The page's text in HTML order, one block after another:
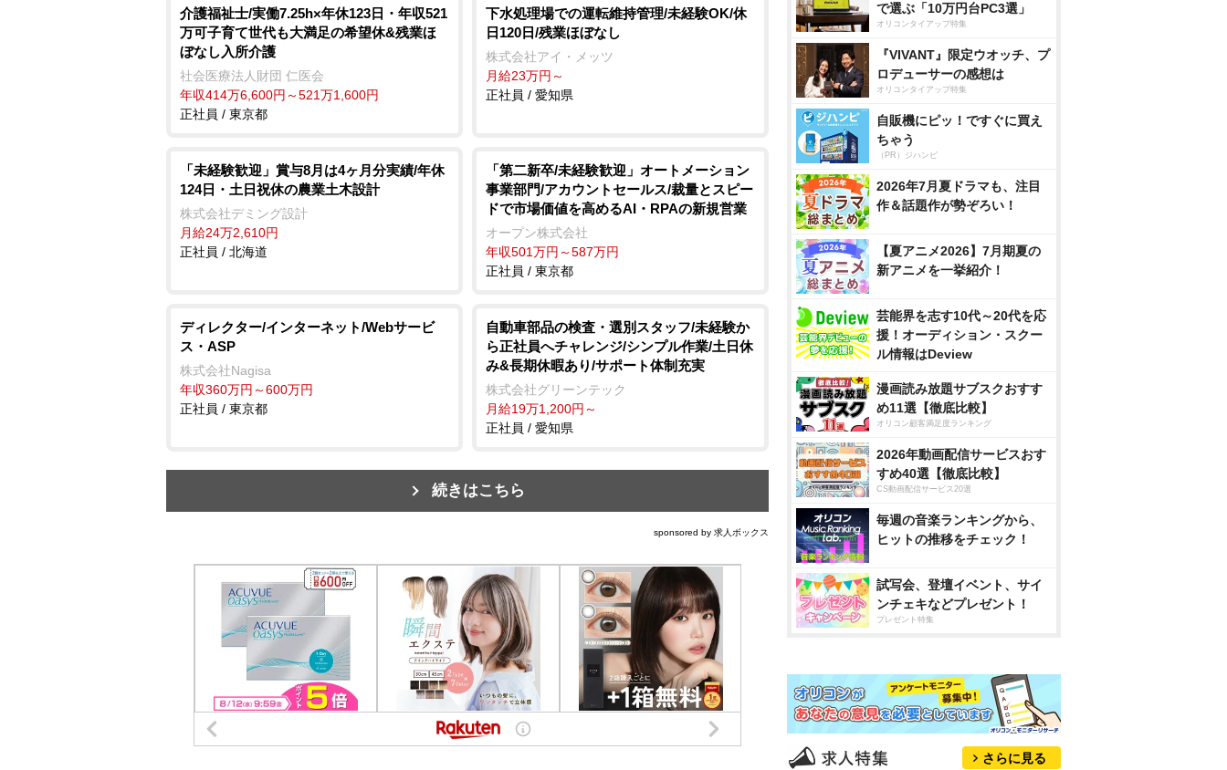
介護福祉士/実働7.25h×年休123日・年収521
万可子育て世代も大満足の希望休&残業ほ
ぼなし入所介護
社会医療法人財団 仁医会
年収414万6,600円～521万1,600円
正社員 / 東京都
下水処理場での運転維持管理/未経験OK/休
日120日/残業ほぼなし
株式会社アイ・メッツ
月給23万円～
正社員 / 愛知県
「未経験歓迎」賞与8月は4ヶ月分実績/年休
124日・土日祝休の農業土木設計
株式会社デミング設計
月給24万2,610円
正社員 / 北海道
「第二新卒/未経験歓迎」オートメーション
事業部門/アカウントセールス/裁量とスピー
ドで市場価値を高めるAI・RPAの新規営業
オープン株式会社
年収501万円～587万円
正社員 / 東京都
ディレクター/インターネット/Webサービ
ス・ASP
株式会社Nagisa
年収360万円～600万円
正社員 / 東京都
自動車部品の検査・選別スタッフ/未経験か
ら正社員へチャレンジ/シンプル作業/土日休
み&長期休暇あり/サポート体制充実
株式会社グリーンテック
月給19万1,200円～
正社員 / 愛知県
続きはこちら
sponsored by 求人ボックス
で選ぶ「10万円台PC3選」
オリコンタイアップ特集
『VIVANT』限定ウオッチ、プ
ロデューサーの感想は
オリコンタイアップ特集
自販機にピッ！ですぐに買え
ちゃう
（PR）ジハンピ
2026年7月夏ドラマも、注目
作＆話題作が勢ぞろい！
【夏アニメ2026】7月期夏の
新アニメを一挙紹介！
芸能界を志す10代～20代を応
援！オーディション・スクー
ル情報はDeview
漫画読み放題サブスクおすす
め11選【徹底比較】
オリコン顧客満足度ランキング
2026年動画配信サービスおす
すめ40選【徹底比較】
CS動画配信サービス20選
毎週の音楽ランキングから、
ヒットの推移をチェック！
試写会、登壇イベント、サイ
ンチェキなどプレゼント！
プレゼント特集
さらに見る